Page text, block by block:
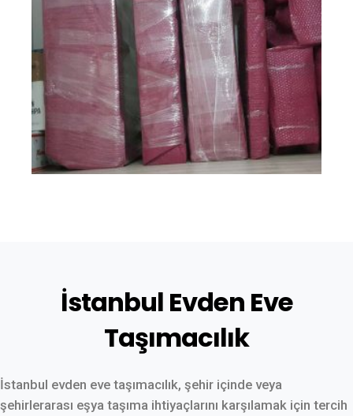
İstanbul Evden Eve
Taşımacılık
İstanbul evden eve taşımacılık, şehir içinde veya
şehirlerarası eşya taşıma ihtiyaçlarını karşılamak için tercih